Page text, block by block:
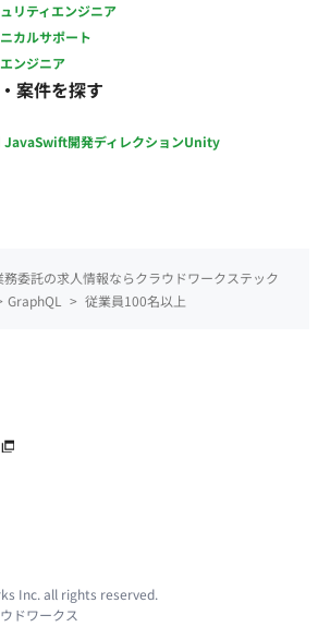
リティエンジニア
カルサポート
ンジニア
案件を探す
Swift開発ディレクションUnity
委託の求人情報ならクラウドワークステック
GraphQL > 従業員100名以上
Inc. all rights reserved.
ドワークス